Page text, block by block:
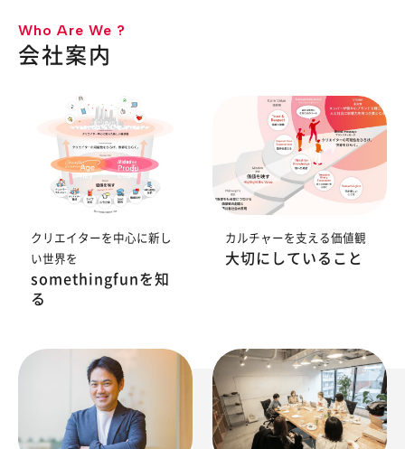
Who Are We ?
会社案内
クリエイターを中心に新し
い世界を
somethingfunを知
る
カルチャーを支える価値観
大切にしていること